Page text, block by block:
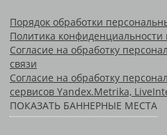
Порядок обработки
Политика
Согласие на обработку
связи
Согласие на обработку
сервисов Yandex.Metrika,
ПОКАЗАТЬ БАННЕРНЫЕ МЕСТА